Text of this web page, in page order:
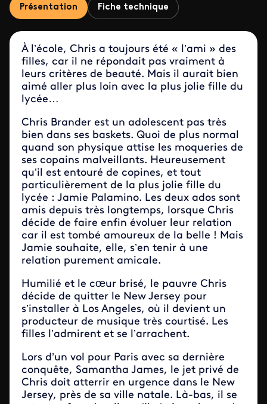
Présentation Fiche technique
À l’école, Chris a toujours été « l’ami » des
filles, car il ne répondait pas vraiment à
leurs critères de beauté. Mais il aurait bien
aimé aller plus loin avec la plus jolie fille du
lycée…
Chris Brander est un adolescent pas très
bien dans ses baskets. Quoi de plus normal
quand son physique attise les moqueries de
ses copains malveillants. Heureusement
qu’il est entouré de copines, et tout
particulièrement de la plus jolie fille du
lycée : Jamie Palamino. Les deux ados sont
amis depuis très longtemps, lorsque Chris
décide de faire enfin évoluer leur relation
car il est tombé amoureux de la belle ! Mais
Jamie souhaite, elle, s’en tenir à une
relation purement amicale.
Humilié et le cœur brisé, le pauvre Chris
décide de quitter le New Jersey pour
s’installer à Los Angeles, où il devient un
producteur de musique très courtisé. Les
filles l’admirent et se l’arrachent.
Lors d’un vol pour Paris avec sa dernière
conquête, Samantha James, le jet privé de
Chris doit atterrir en urgence dans le New
Jersey, près de sa ville natale. Là-bas, il se